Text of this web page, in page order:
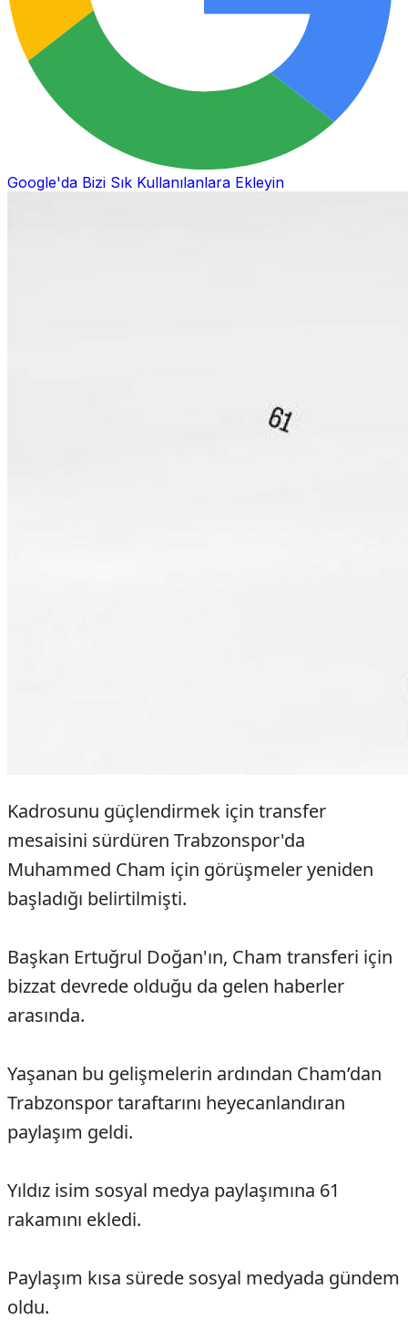
Google'da Bizi Sık Kullanılanlara Ekleyin
Kadrosunu güçlendirmek için transfer
mesaisini sürdüren Trabzonspor'da
Muhammed Cham için görüşmeler yeniden
başladığı belirtilmişti.
Başkan Ertuğrul Doğan'ın, Cham transferi için
bizzat devrede olduğu da gelen haberler
arasında.
Yaşanan bu gelişmelerin ardından Cham’dan
Trabzonspor taraftarını heyecanlandıran
paylaşım geldi.
Yıldız isim sosyal medya paylaşımına 61
rakamını ekledi.
Paylaşım kısa sürede sosyal medyada gündem
oldu.